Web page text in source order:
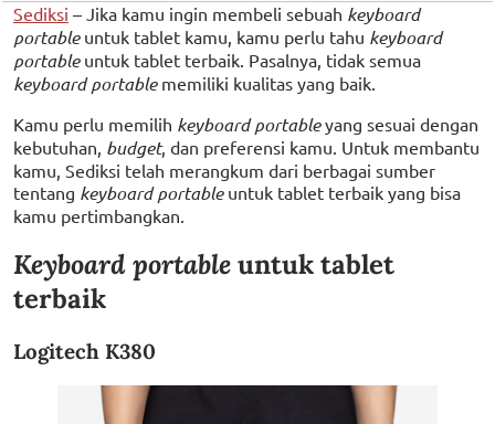
Sediksi – Jika kamu ingin membeli sebuah keyboard
portable untuk tablet kamu, kamu perlu tahu keyboard
portable untuk tablet terbaik. Pasalnya, tidak semua
keyboard portable memiliki kualitas yang baik.
Kamu perlu memilih keyboard portableyang sesuai dengan
kebutuhan, budget, dan preferensi kamu. Untuk membantu
kamu, Sediksi telah merangkum dari berbagai sumber
tentang keyboard portable untuk tablet terbaik yang bisa
kamu pertimbangkan.
Keyboard portableuntuk tablet
terbaik
Logitech K380